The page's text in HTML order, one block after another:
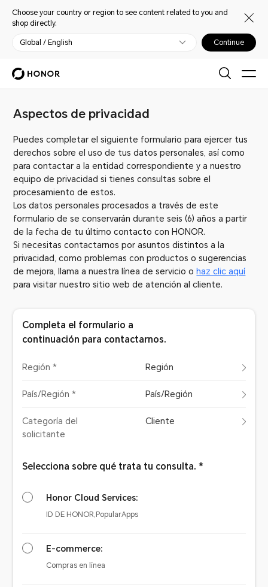
Choose your country or region to see content related to you and
shop directly.
Global / English Continue
Aspectos de privacidad
Puedes completar el siguiente formulario para ejercer tus
derechos sobre el uso de tus datos personales, así como
para contactar a la entidad correspondiente y a nuestro
equipo de privacidad si tienes consultas sobre el
procesamiento de estos.
Los datos personales procesados a través de este
formulario de se conservarán durante seis (6) años a partir
de la fecha de tu último contacto con HONOR.
Si necesitas contactarnos por asuntos distintos a la
privacidad, como problemas con productos o sugerencias
de mejora, llama a nuestra línea de servicio o haz clic aquí
para visitar nuestro sitio web de atención al cliente.
Completa el formulario a
continuación para contactarnos.
Región * Región
País/Región * País/Región
Categoría del
solicitante
Cliente
Selecciona sobre qué trata tu consulta. *
Honor Cloud Services:
ID DE HONOR,PopularApps
E-commerce:
Compras en línea